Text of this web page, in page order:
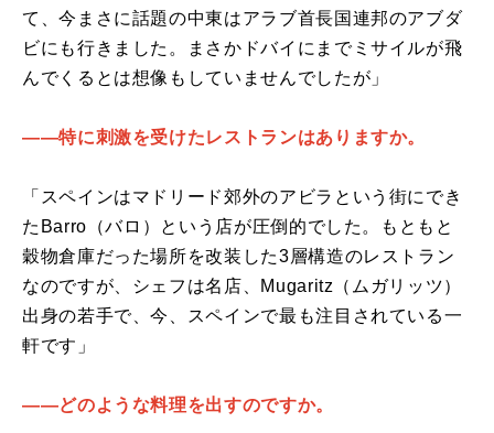
て、今まさに話題の中東はアラブ首長国連邦のアブダ
ビにも行きました。まさかドバイにまでミサイルが飛
んでくるとは想像もしていませんでしたが」
――特に刺激を受けたレストランはありますか。
「スペインはマドリード郊外のアビラという街にでき
たBarro（バロ）という店が圧倒的でした。もともと
穀物倉庫だった場所を改装した3層構造のレストラン
なのですが、シェフは名店、Mugaritz（ムガリッツ）
出身の若手で、今、スペインで最も注目されている一
軒です」
――どのような料理を出すのですか。